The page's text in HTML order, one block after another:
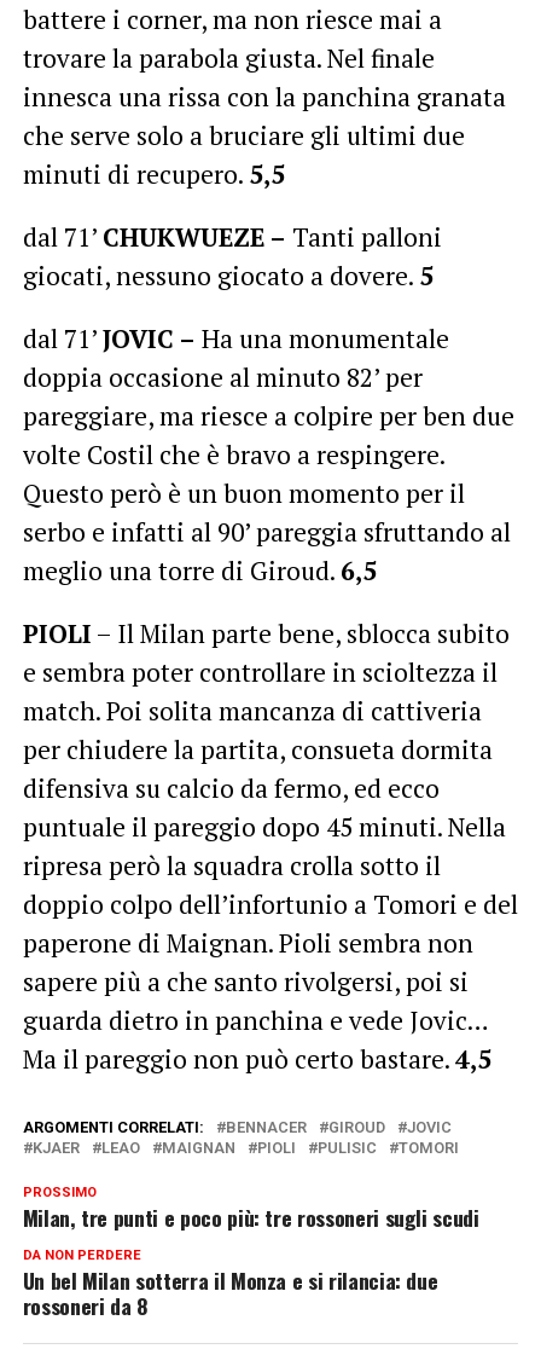
battere i corner, ma non riesce mai a
trovare la parabola giusta. Nel finale
innesca una rissa con la panchina granata
che serve solo a bruciare gli ultimi due
minuti di recupero. 5,5
dal 71’ CHUKWUEZE – Tanti palloni
giocati, nessuno giocato a dovere. 5
dal 71’JOVIC – Ha una monumentale
doppia occasione al minuto 82’ per
pareggiare, ma riesce a colpire per ben due
volte Costil che è bravo a respingere.
Questo però è un buon momento per il
serbo e infatti al 90’ pareggia sfruttando al
meglio una torre di Giroud. 6,5
PIOLI – Il Milan parte bene, sblocca subito
e sembra poter controllare in scioltezza il
match. Poi solita mancanza di cattiveria
per chiudere la partita, consueta dormita
difensiva su calcio da fermo, ed ecco
puntuale il pareggio dopo 45 minuti. Nella
ripresa però la squadra crolla sotto il
doppio colpo dell’infortunio a Tomori e del
paperone di Maignan. Pioli sembra non
sapere più a che santo rivolgersi, poi si
guarda dietro in panchina e vede Jovic…
Ma il pareggio non può certo bastare.4,5
ARGOMENTI CORRELATI: BENNACER GIROUD
JOVIC
KJAER
LEAO MAIGNAN PIOLI PULISIC TOMORI
PROSSIMO
Milan, tre punti e poco più: tre rossoneri sugli scudi
DA NON PERDERE
Un bel Milan sotterra il Monza e si rilancia: due
rossoneri da 8